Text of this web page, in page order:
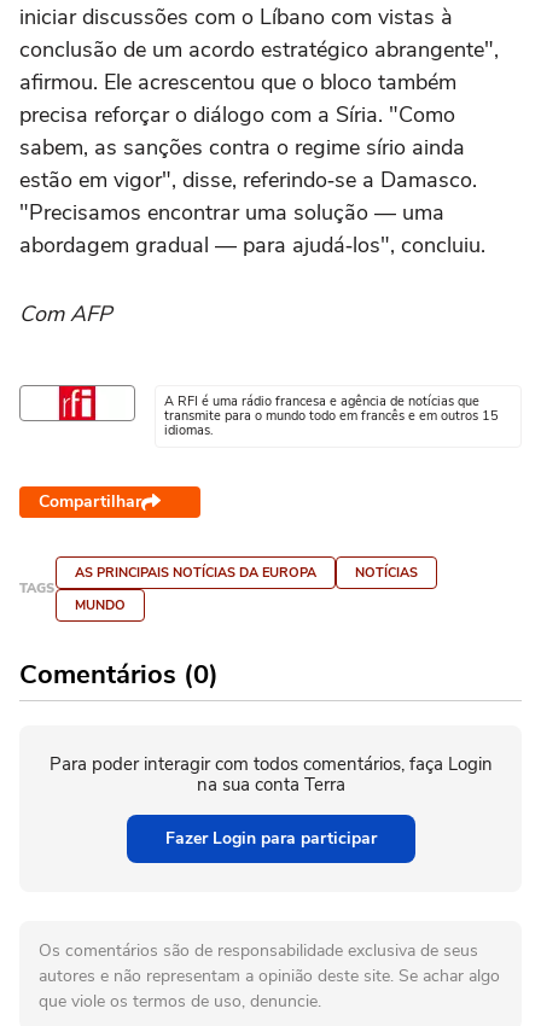
iniciar discussões com o Líbano com vistas à
conclusão de um acordo estratégico abrangente",
afirmou. Ele acrescentou que o bloco também
precisa reforçar o diálogo com a Síria. "Como
sabem, as sanções contra o regime sírio ainda
estão em vigor", disse, referindo‑se a Damasco.
"Precisamos encontrar uma solução — uma
abordagem gradual — para ajudá‑los", concluiu.
Com AFP
A RFI é uma rádio francesa e agência de notícias que
transmite para o mundo todo em francês e em outros 15
idiomas.
Compartilhar
TAGS
AS PRINCIPAIS NOTÍCIAS DA EUROPA
NOTÍCIAS
MUNDO
Comentários (0)
Para poder interagir com todos comentários, faça Login
na sua conta Terra
Fazer Login para participar
Os comentários são de responsabilidade exclusiva de seus
autores e não representam a opinião deste site. Se achar algo
que viole os termos de uso, denuncie.